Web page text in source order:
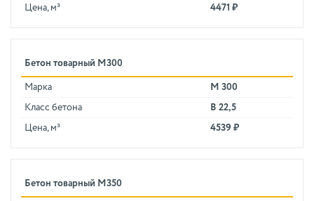
Цена, м³ 4471 ₽
Бетон товарный М300
Марка М 300
Класс бетона В 22,5
Цена, м³ 4539 ₽
Бетон товарный М350